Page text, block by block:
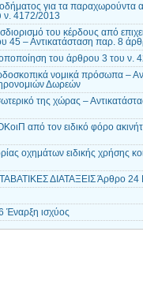
για τα παραχωρούντα
ν. 4172/2013
του κέρδους από
45 – Αντικατάσταση παρ. 8
του άρθρου 3 του ν.
νομικά πρόσωπα –
Δωρεών
της χώρας –
από τον ειδικό φόρο
οχημάτων ειδικής χρήσης
ΔΙΑΤΑΞΕΙΣ Άρθρο 24
ισχύος